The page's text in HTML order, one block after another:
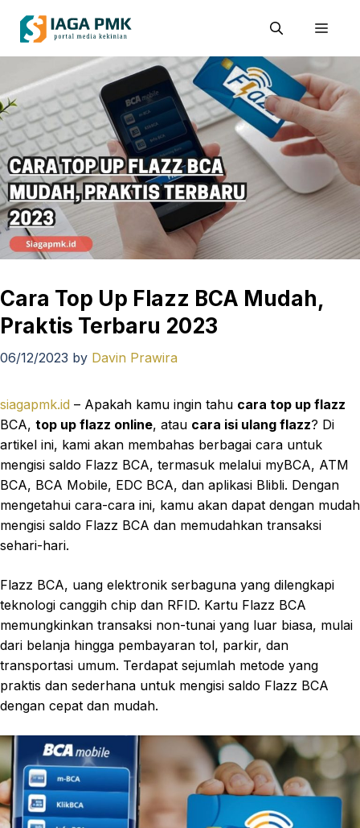
Cara Top Up Flazz BCA Mudah,
Praktis Terbaru 2023
06/12/2023 by Davin Prawira
siagapmk.id – Apakah kamu ingin tahu cara top up flazz
BCA, top up flazz online, atau cara isi ulang flazz? Di
artikel ini, kami akan membahas berbagai cara untuk
mengisi saldo Flazz BCA, termasuk melalui myBCA, ATM
BCA, BCA Mobile, EDC BCA, dan aplikasi Blibli. Dengan
mengetahui cara-cara ini, kamu akan dapat dengan mudah
mengisi saldo Flazz BCA dan memudahkan transaksi
sehari-hari.
Flazz BCA, uang elektronik serbaguna yang dilengkapi
teknologi canggih chip dan RFID. Kartu Flazz BCA
memungkinkan transaksi non-tunai yang luar biasa, mulai
dari belanja hingga pembayaran tol, parkir, dan
transportasi umum. Terdapat sejumlah metode yang
praktis dan sederhana untuk mengisi saldo Flazz BCA
dengan cepat dan mudah.